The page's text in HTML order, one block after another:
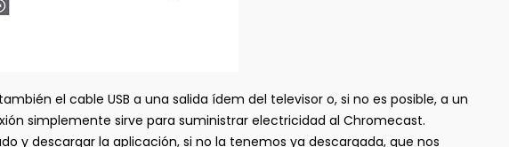
el cable USB a una salida ídem del televisor o, si no es posible, a un
simplemente sirve para suministrar electricidad al Chromecast.
y descargar la aplicación, si no la tenemos ya descargada, que nos